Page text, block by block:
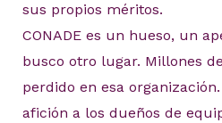
sus propios méritos.
CONADE es un hueso, un
busco otro lugar. Millones
perdido en esa
afición a los dueños de